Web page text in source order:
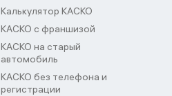
Калькулятор КАСКО
КАСКО с франшизой
КАСКО на старый
автомобиль
КАСКО без телефона и
регистрации